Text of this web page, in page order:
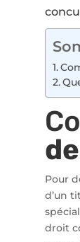
Pour
d’un
droit